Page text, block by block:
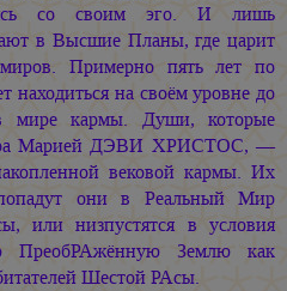
со своим эго. И лишь
в Высшие Планы, где царит
миров. Примерно пять лет по
на своём уровне до
мире кармы. Души, которые
Марией ДЭВИ ХРИСТОС, —
вековой кармы. Их
они в Реальный Мир
или низпустятся в условия
ПреобРАжённую Землю как
Шестой РАсы.